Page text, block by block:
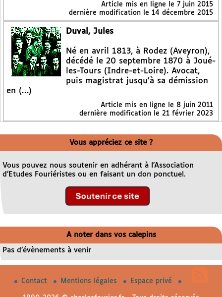
Article mis en ligne le 7 juin 2015
dernière modification le 14 décembre 2015
Duval, Jules
Né en avril 1813, à Rodez (Aveyron),
décédé le 20 septembre 1870 à Joué-
les-Tours (Indre-et-Loire). Avocat,
puis magistrat jusqu’à sa démission
en (…)
Article mis en ligne le 8 juin 2011
dernière modification le 21 février 2023
Vous appréciez ce site ?
Vous pouvez nous soutenir en adhérant à l’Association
d’Etudes Fouriéristes ou en faisant un don ponctuel.
A noter dans vos calepins
Pas d’évènements à venir
Contact Mentions légales Espace privé